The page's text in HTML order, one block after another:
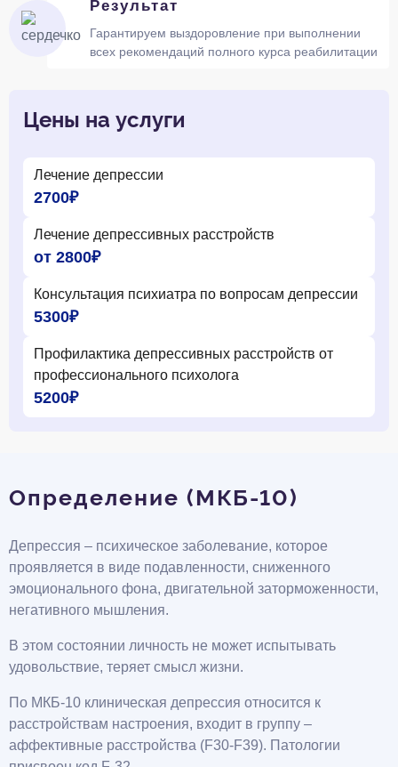
Результат
Гарантируем выздоровление при выполнении
всех рекомендаций полного курса реабилитации
Цены на услуги
Лечение депрессии
2700₽
Лечение депрессивных расстройств
от 2800₽
Консультация психиатра по вопросам депрессии
5300₽
Профилактика депрессивных расстройств от
профессионального психолога
5200₽
Определение (МКБ-10)
Депрессия – психическое заболевание, которое
проявляется в виде подавленности, сниженного
эмоционального фона, двигательной заторможенности,
негативного мышления.
В этом состоянии личность не может испытывать
удовольствие, теряет смысл жизни.
По МКБ-10 клиническая депрессия относится к
расстройствам настроения, входит в группу –
аффективные расстройства (F30-F39). Патологии